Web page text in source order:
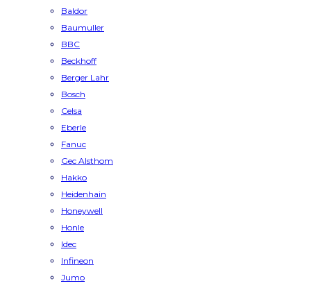
Baldor
Baumuller
BBC
Beckhoff
Berger Lahr
Bosch
Celsa
Eberle
Fanuc
Gec Alsthom
Hakko
Heidenhain
Honeywell
Honle
Idec
Infineon
Jumo